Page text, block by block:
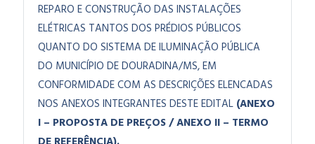
REPARO E CONSTRUÇÃO DAS INSTALAÇÕES
ELÉTRICAS TANTOS DOS PRÉDIOS PÚBLICOS
QUANTO DO SISTEMA DE ILUMINAÇÃO PÚBLICA
DO MUNICÍPIO DE DOURADINA/MS, EM
CONFORMIDADE COM AS DESCRIÇÕES ELENCADAS
NOS ANEXOS INTEGRANTES DESTE EDITAL (ANEXO
I – PROPOSTA DE PREÇOS / ANEXO II – TERMO